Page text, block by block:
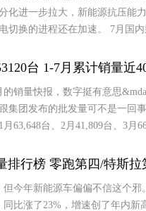
化进一步拉大，新能源抗压能
切换的进程还在加速。 7月国
台 1-7月累计销量近
销量快报，数字挺有意思
集团发布的批发量可不是一回
63,648台、2月41,809台、3月
排行榜 零跑第四/特斯拉
但今年新能源车偏偏不信这个
同比涨了23%，增速创了年内